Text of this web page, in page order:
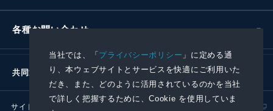
当社では、「プライバシーポリシー 」に定める通
り、本ウェブサイトとサービスを快適にご利用いた
だき、また、どのように活用されているのかを当社
で詳しく把握するために、Cookie を使用していま
各種お問い合わせ
共同通信社グループ
サイトポリシー